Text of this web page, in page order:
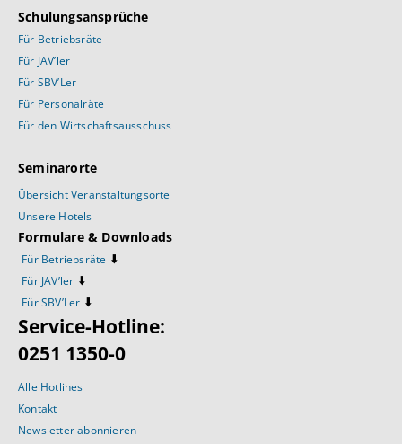
Schulungsansprüche
Für Betriebsräte
Für JAV’ler
Für SBV’Ler
Für Personalräte
Für den Wirtschaftsausschuss
Seminarorte
Übersicht Veranstaltungsorte
Unsere Hotels
Formulare & Downloads
Für Betriebsräte ⬇️
Für JAV’ler ⬇️
Für SBV’Ler ⬇️
Service-Hotline:
0251 1350-0
Alle Hotlines
Kontakt
Newsletter abonnieren